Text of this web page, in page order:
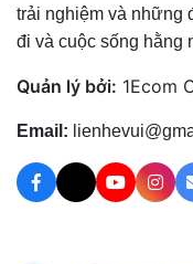
trải nghiệm và những
đi và cuộc sống hằng
Quản lý bởi: 1Ecom
Email: